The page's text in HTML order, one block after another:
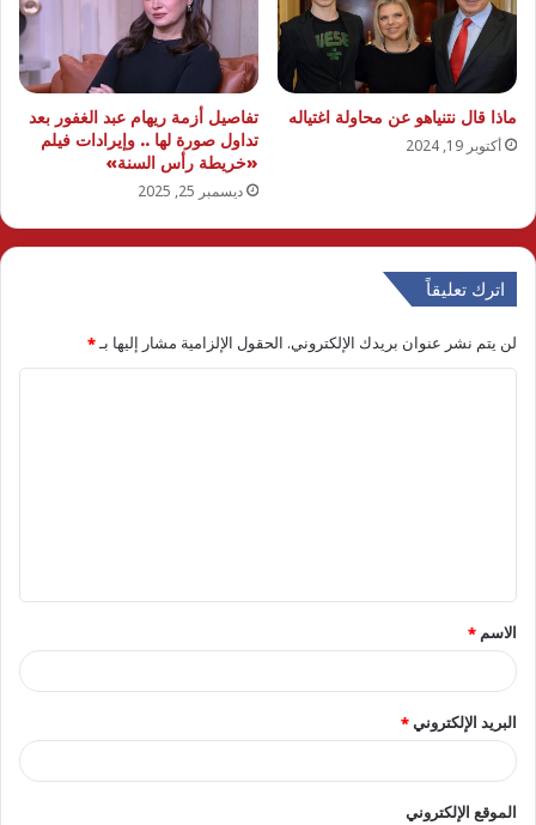
ماذا قال نتنياهو عن محاولة اغتياله
أكتوبر 19, 2024
تفاصيل أزمة ريهام عبد الغفور بعد
تداول صورة لها .. وإيرادات فيلم
«خريطة رأس السنة»
ديسمبر 25, 2025
اترك تعليقاً
لن يتم نشر عنوان بريدك الإلكتروني. الحقول الإلزامية مشار إليها بـ*
ق
*
الاسم *
البريد الإلكتروني*
الموقع الإلكتروني